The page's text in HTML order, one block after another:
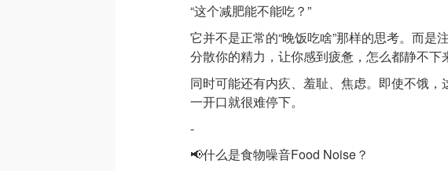
“这个减肥能不能吃？”
它并不是正常的“晚饭吃啥”那样的思考。而是
分散你的精力，让你感到疲惫，怎么都静不下
同时可能还有内疚、羞耻、焦虑。即使不饿，
一开口就很难停下。
-
📢什么是食物噪音Food Noise？